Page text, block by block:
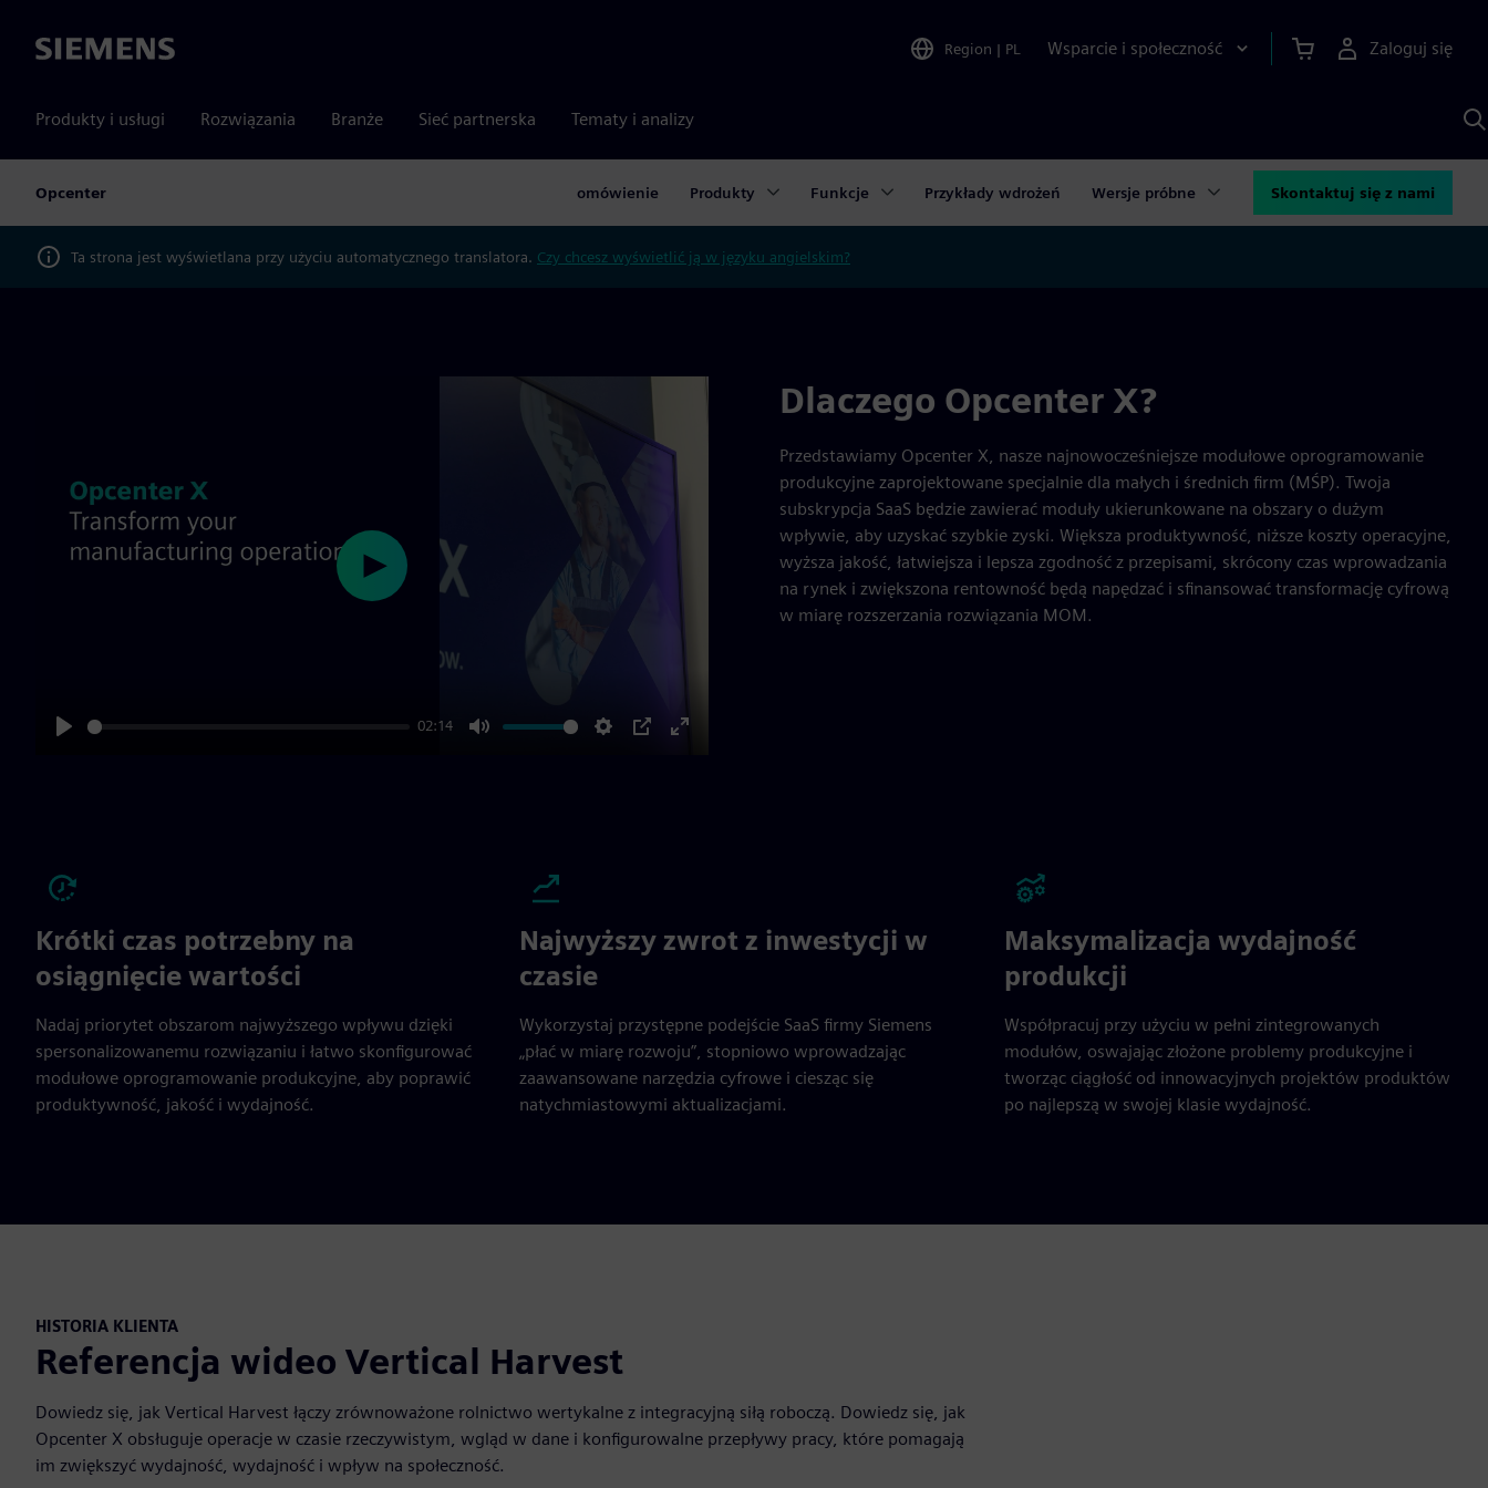
Siemens Region | PL Wsparcie i społeczność Zaloguj się
Produkty i usługi Rozwiązania Branże Sieć partnerska Tematy i analizy
Opcenter omówienie Produkty Funkcje Przykłady wdrożeń Wersje próbne Skontaktuj się z nami
Ta strona jest wyświetlana przy użyciu automatycznego translatora. Czy chcesz wyświetlić ją w języku angielskim?
02:14
Play
Dlaczego Opcenter X?
Przedstawiamy Opcenter X, nasze najnowocześniejsze modułowe oprogramowanie
produkcyjne zaprojektowane specjalnie dla małych i średnich firm (MŚP). Twoja
subskrypcja SaaS będzie zawierać moduły ukierunkowane na obszary o dużym
wpływie, aby uzyskać szybkie zyski. Większa produktywność, niższe koszty operacyjne,
wyższa jakość, łatwiejsza i lepsza zgodność z przepisami, skrócony czas wprowadzania
na rynek i zwiększona rentowność będą napędzać i sfinansować transformację cyfrową
w miarę rozszerzania rozwiązania MOM.
Krótki czas potrzebny na
osiągnięcie wartości
Nadaj priorytet obszarom najwyższego wpływu dzięki
spersonalizowanemu rozwiązaniu i łatwo skonfigurować
modułowe oprogramowanie produkcyjne, aby poprawić
produktywność, jakość i wydajność.
Najwyższy zwrot z inwestycji w
czasie
Wykorzystaj przystępne podejście SaaS firmy Siemens
„płać w miarę rozwoju”, stopniowo wprowadzając
zaawansowane narzędzia cyfrowe i ciesząc się
natychmiastowymi aktualizacjami.
Maksymalizacja wydajność
produkcji
Współpracuj przy użyciu w pełni zintegrowanych
modułów, oswajając złożone problemy produkcyjne i
tworząc ciągłość od innowacyjnych projektów produktów
po najlepszą w swojej klasie wydajność.
HISTORIA KLIENTA
Referencja wideo Vertical Harvest
Dowiedz się, jak Vertical Harvest łączy zrównoważone rolnictwo wertykalne z integracyjną siłą roboczą. Dowiedz się, jak
Opcenter X obsługuje operacje w czasie rzeczywistym, wgląd w dane i konfigurowalne przepływy pracy, które pomagają
im zwiększyć wydajność, wydajność i wpływ na społeczność.